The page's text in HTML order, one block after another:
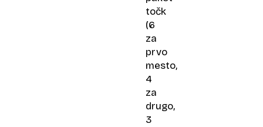
točk
(6
za
prvo
mesto,
4
za
drugo,
3